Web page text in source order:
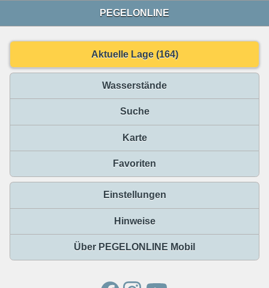
PEGELONLINE
Aktuelle Lage (164)
Wasserstände
Suche
Karte
Favoriten
Einstellungen
Hinweise
Über PEGELONLINE Mobil